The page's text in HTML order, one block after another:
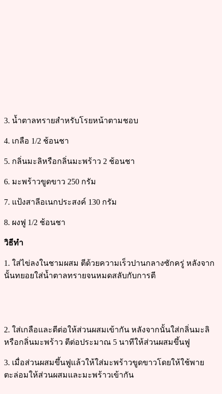
3. น้ำตาลทรายสำหรับโรยหน้าตามชอบ
4. เกลือ 1/2 ช้อนชา
5. กลิ่นมะลิหรือกลิ่นมะพร้าว 2 ช้อนชา
6. มะพร้าวขูดขาว 250 กรัม
7. แป้งสาลีอเนกประสงค์ 130 กรัม
8. ผงฟู 1/2 ช้อนชา
วิธีทำ
1. ใส่ไข่ลงในชามผสม ตีด้วยความเร็วปานกลางซักครู่ หลังจาก
นั้นทยอยใส่น้ำตาลทรายจนหมดสลับกับการตี
2. ใส่เกลือและตีต่อให้ส่วนผสมเข้ากัน หลังจากนั้นใส่กลิ่นมะลิ
หรือกลิ่นมะพร้าว ตีต่อประมาณ 5 นาทีให้ส่วนผสมขึ้นฟู
3. เมื่อส่วนผสมขึ้นฟูแล้วให้ใส่มะพร้าวขูดขาวโดยให้ใช้พาย
ตะล่อมให้ส่วนผสมและมะพร้าวเข้ากัน